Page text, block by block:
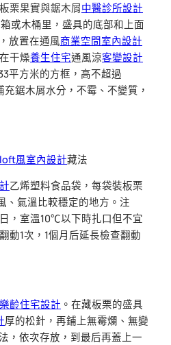
栗果實與鋸木屑中醫診所設計
或木桶里，盛具的底部和上面
放置在通風商業空間室內設計
干燥養生住宅通風涼客變設計
平方米的方框，高不超過
鋸木屑水分，不霉、不變質，
loft風室內設計藏法
乙烯塑料食品袋，每袋裝板栗
、氣溫比較穩定的地方。注
，室溫10℃以下時扎口但不宜
動1次，1個月后延長檢查翻動
樂齡住宅設計 。在藏板栗的盛具
厚的松針，再鋪上無霉爛、無變
，依次存放，到最后再蓋上一